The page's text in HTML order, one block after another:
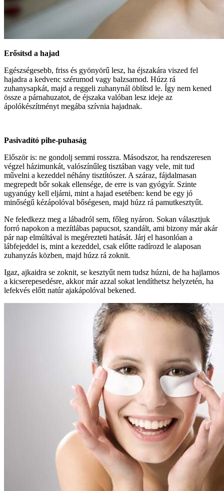
Erősítsd a hajad
Egészségesebb, friss és gyönyörű lesz, ha éjszakára viszed fel
hajadra a kedvenc szérumod vagy balzsamod. Húzz rá
zuhanysapkát, majd a reggeli zuhanynál öblítsd le. Így nem kened
össze a párnahuzatot, de éjszaka valóban lesz ideje az
ápolókészítményt megába szívnia hajadnak.
Pasivadító pihe-puhaság
Először is: ne gondolj semmi rosszra. Másodszor, ha rendszeresen
végzel házimunkát, valószínűleg tisztában vagy vele, mit tud
művelni a kezeddel néhány tisztítószer. A száraz, fájdalmasan
megrepedt bőr sokak ellensége, de erre is van gyógyír. Szinte
ugyanúgy kell eljárni, mint a hajad esetében: kend be egy jó
minőségű kézápolóval bőségesen, majd húzz rá pamutkesztyűt.
Ne feledkezz meg a lábadról sem, főleg nyáron. Sokan választjuk
forró napokon a mezítlábas papucsot, szandált, ami bizony már akár
pár nap elmúltával is megérezteti hatását. Járj el hasonlóan a
lábfejeddel is, mint a kezeddel, csak előtte radírozd le alaposan
zuhanyzás közben, majd húzz rá zoknit.
Igaz, ajkaidra se zoknit, se kesztyűt nem tudsz húzni, de ha hajlamos
a kicserepesedésre, akkor már azzal sokat lendíthetsz helyzetén, ha
lefekvés előtt natúr ajakápolóval bekened.